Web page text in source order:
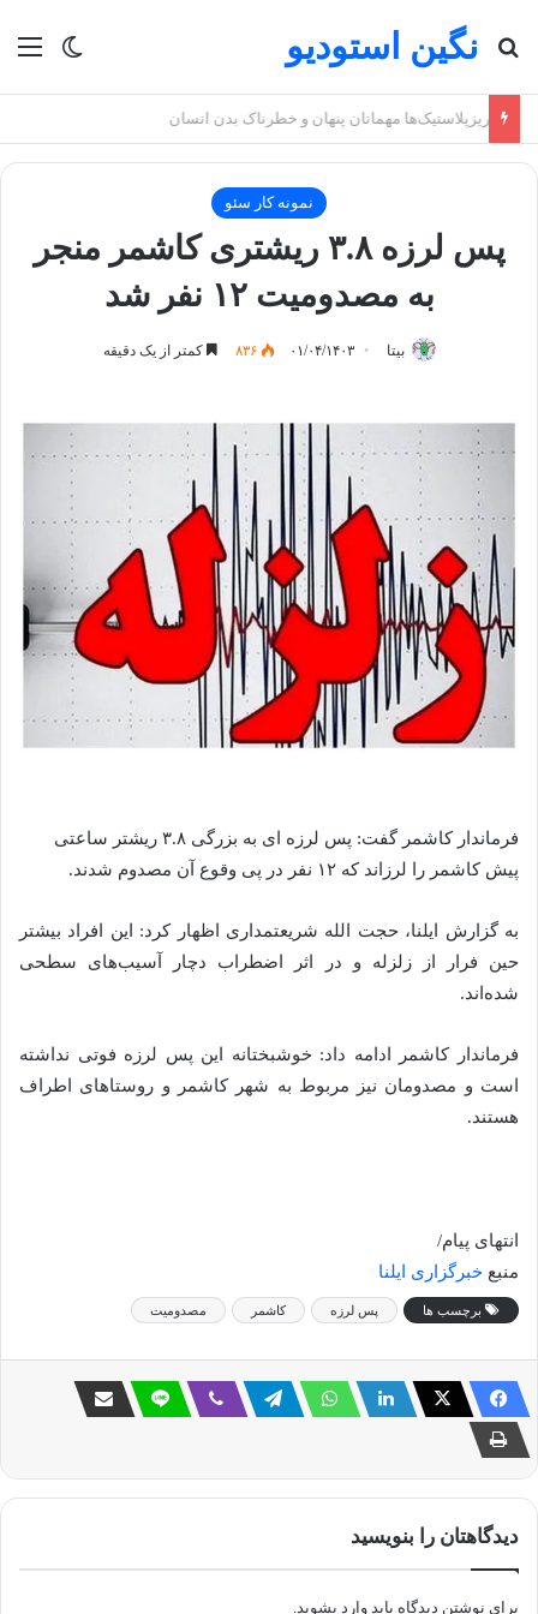
تغییر نگین استودیو
جستجو برای
ریزپلاستیک‌ها مهمانان پنهان و خطرناک بدن انسان
نمونه کار سئو
پس لرزه ۳.۸ ریشتری کاشمر منجر
به مصدومیت ۱۲ نفر شد
بیتا ۰۱/۰۴/۱۴۰۳ ۸۳۶ کمتر از یک دقیقه
فرماندار کاشمر گفت: پس لرزه ای به بزرگی ۳.۸ ریشتر ساعتی
پیش کاشمر را لرزاند که ۱۲ نفر در پی وقوع آن مصدوم شدند.
به گزارش ایلنا، حجت الله شریعتمداری اظهار کرد: این افراد بیشتر
حین فرار از زلزله و در اثر اضطراب دچار آسیب‌های سطحی
شده‌اند.
فرماندار کاشمر ادامه داد: خوشبختانه این پس لرزه فوتی نداشته
است و مصدومان نیز مربوط به شهر کاشمر و روستاهای اطراف
هستند.
انتهای پیام/
منبع خبرگزاری ایلنا
برچسب ها پس لرزه کاشمر مصدومیت
دیدگاهتان را بنویسید
برای نوشتن دیدگاه باید وارد بشوید.